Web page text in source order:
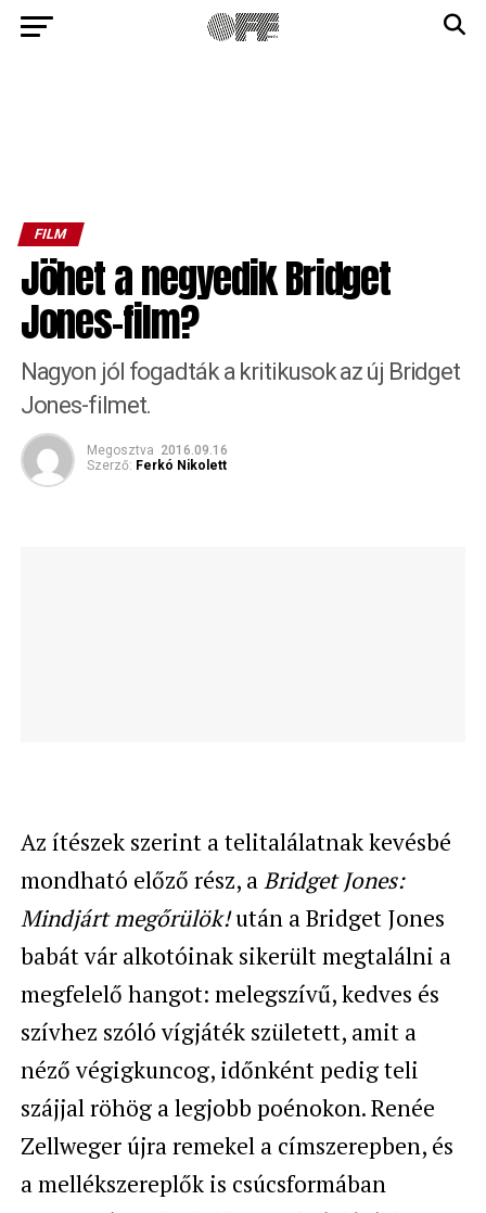
FILM
Jöhet a negyedik Bridget
Jones-film?
Nagyon jól fogadták a kritikusok az új Bridget
Jones-filmet.
Megosztva 2016.09.16
Szerző: Ferkó Nikolett
Az ítészek szerint a telitalálatnak kevésbé
mondható előző rész, aBridget Jones:
Mindjárt megőrülök!után a Bridget Jones
babát vár alkotóinak sikerült megtalálni a
megfelelő hangot: melegszívű, kedves és
szívhez szóló vígjáték született, amit a
néző végigkuncog, időnként pedig teli
szájjal röhög a legjobb poénokon. Renée
Zellweger újra remekel a címszerepben, és
a mellékszereplők is csúcsformában